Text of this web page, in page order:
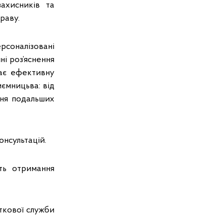
та
роз’яснення
ефективну
від
подальших
отримання
служби